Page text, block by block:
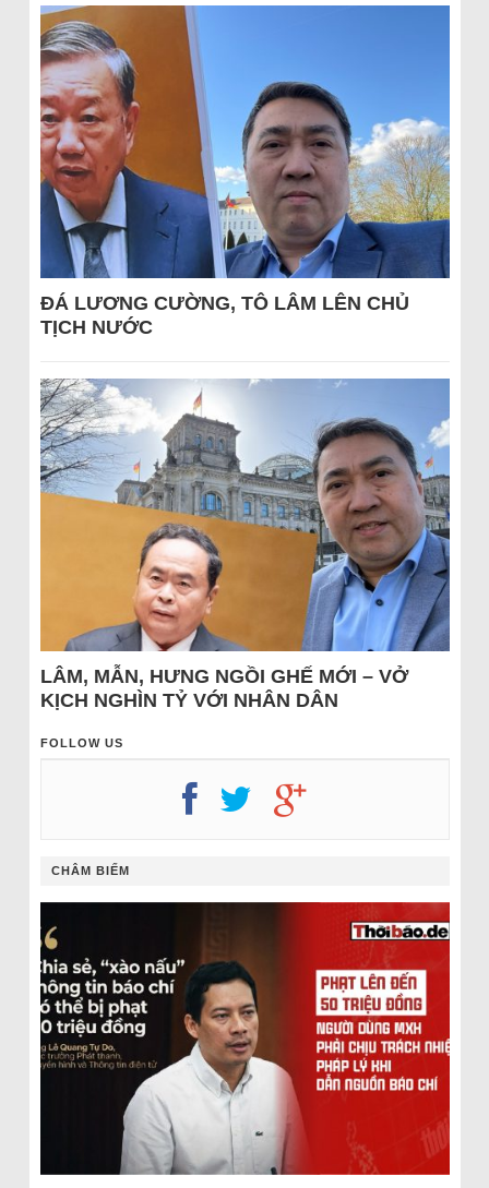
ĐÁ LƯƠNG CƯỜNG, TÔ LÂM LÊN CHỦ
TỊCH NƯỚC
LÂM, MẪN, HƯNG NGỒI GHẾ MỚI – VỞ
KỊCH NGHÌN TỶ VỚI NHÂN DÂN
FOLLOW US
CHÂM BIẾM